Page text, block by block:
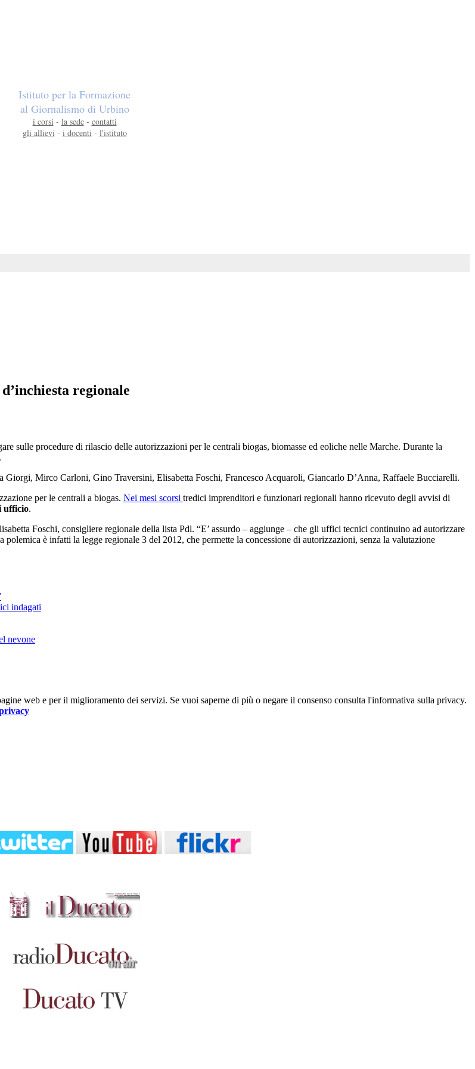
Istituto per la Formazione
al Giornalismo di Urbino
i corsi - la sede- contatti
gli allievi - i docenti - l'istituto
regionale
sulle procedure di rilascio delle autorizzazioni per le centrali biogas, biomasse ed eoliche nelle Marche. Durante la
Mirco Carloni, Gino Traversini, Elisabetta Foschi, Francesco Acquaroli, Giancarlo D’Anna, Raffaele Bucciarelli.
per le centrali a biogas. Nei mesi scorsi tredici imprenditori e funzionari regionali hanno ricevuto degli avvisi di
ufficio.
Foschi, consigliere regionale della lista Pdl. “E’ assurdo – aggiunge – che gli uffici tecnici continuino ad autorizzare
polemica è infatti la legge regionale 3 del 2012, che permette la concessione di autorizzazioni, senza la valutazione
indagati
nevone
web e per il miglioramento dei servizi. Se vuoi saperne di più o negare il consenso consulta l'informativa sulla privacy.